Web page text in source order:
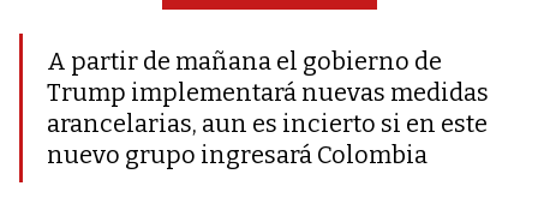
A partir de mañana el gobierno de
Trump implementará nuevas medidas
arancelarias, aun es incierto si en este
nuevo grupo ingresará Colombia